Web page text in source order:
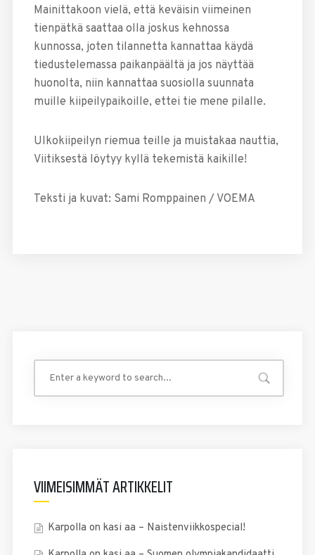
Mainittakoon vielä, että keväisin viimeinen
tienpätkä saattaa olla joskus kehnossa
kunnossa, joten tilannetta kannattaa käydä
tiedustelemassa paikanpäältä ja jos näyttää
huonolta, niin kannattaa suosiolla suunnata
muille kiipeilypaikoille, ettei tie mene pilalle.
Ulkokiipeilyn riemua teille ja muistakaa nauttia,
Viitiksestä löytyy kyllä tekemistä kaikille!
Teksti ja kuvat: Sami Romppainen / VOEMA
VIIMEISIMMÄT ARTIKKELIT
Karpolla on kasi aa – Naistenviikkospecial!